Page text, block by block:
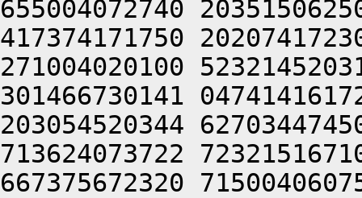
655004072740
417374171750
271004020100
301466730141
203054520344
713624073722
667375672320